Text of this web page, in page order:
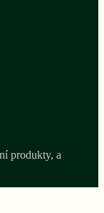
produkty, a